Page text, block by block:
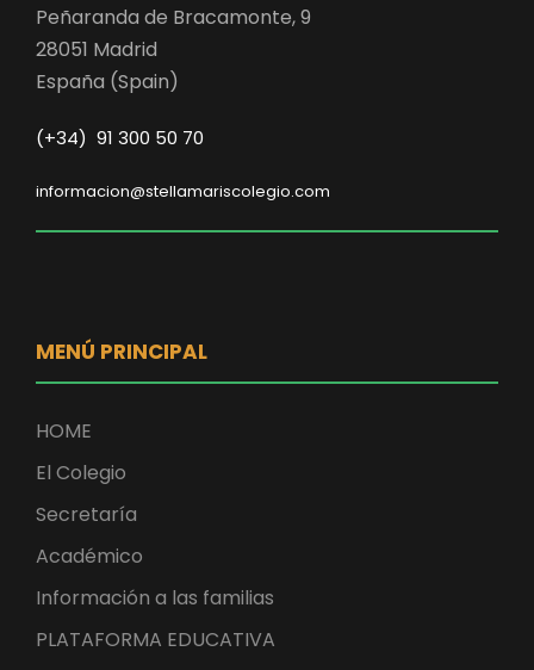
Peñaranda de Bracamonte, 9
28051 Madrid
España (Spain)
(+34) 91 300 50 70
informacion@stellamariscolegio.com
MENÚ PRINCIPAL
HOME
El Colegio
Secretaría
Académico
Información a las familias
PLATAFORMA EDUCATIVA